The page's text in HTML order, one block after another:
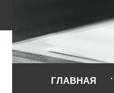
ГЛАВНАЯ